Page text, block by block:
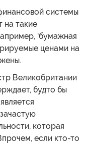
системы
на такие
'бумажная
ценами на
Великобритании
будто бы
которая
если кто-то